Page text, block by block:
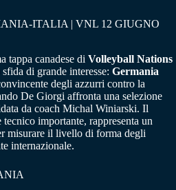
ITALIA | VNL 12 GIUGNO
tappa canadese di Volleyball Nations
di grande interesse: Germania
degli azzurri contro la
De Giorgi affronta una selezione
da coach Michal Winiarski. Il
importante, rappresenta un
misurare il livello di forma degli
internazionale.